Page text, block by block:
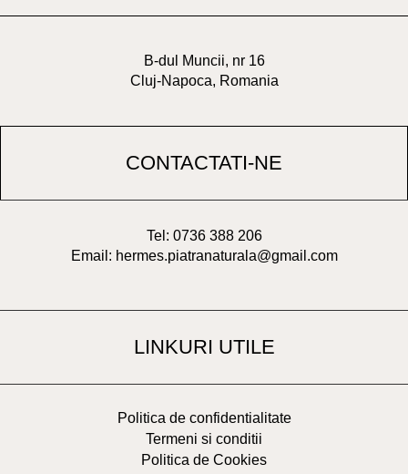
B-dul Muncii, nr 16
Cluj-Napoca, Romania
CONTACTATI-NE
Tel: 0736 388 206
Email: hermes.piatranaturala@gmail.com
LINKURI UTILE
Politica de confidentialitate
Termeni si conditii
Politica de Cookies